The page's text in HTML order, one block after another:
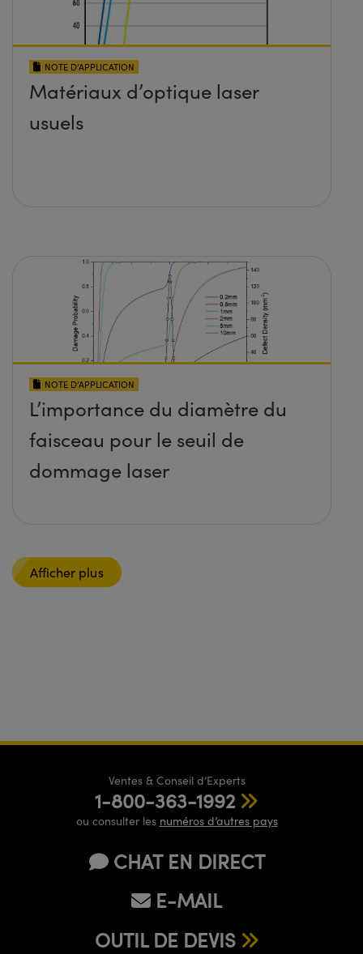
NOTE D’APPLICATION
Matériaux d’optique laser
usuels
NOTE D’APPLICATION
L’importance du diamètre du
faisceau pour le seuil de
dommage laser
Afficher plus
Ventes & Conseil d’Experts
1-800-363-1992
ou consulter les numéros d’autres pays
CHAT EN DIRECT
E-MAIL
OUTIL DE DEVIS